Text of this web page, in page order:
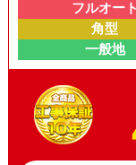
フルオート
角型
一般地